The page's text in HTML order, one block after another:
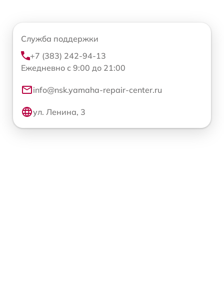
Служба поддержки
+7 (383) 242-94-13
Ежедневно с 9:00 до 21:00
info@nsk.yamaha-repair-center.ru
ул. Ленина, 3